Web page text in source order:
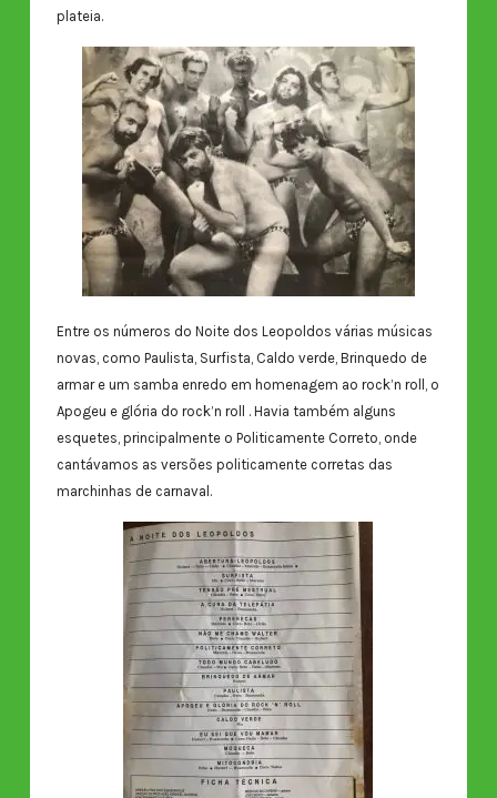
plateia.
Entre os números do Noite dos Leopoldos várias músicas
novas, como Paulista, Surfista, Caldo verde, Brinquedo de
armar e um samba enredo em homenagem ao rock’n roll, o
Apogeu e glória do rock’n roll . Havia também alguns
esquetes, principalmente o Politicamente Correto, onde
cantávamos as versões politicamente corretas das
marchinhas de carnaval.